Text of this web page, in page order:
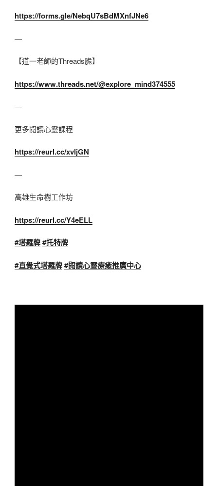
https://forms.gle/NebqU7sBdMXnfJNe6
—
【道一老師的Threads脆】
https://www.threads.net/@explore_mind374555
—
更多閱讀心靈課程
https://reurl.cc/xvljGN
—
高雄生命樹工作坊
https://reurl.cc/Y4eELL
#塔羅牌#托特牌
#直覺式塔羅牌#閱讀心靈療癒推廣中心